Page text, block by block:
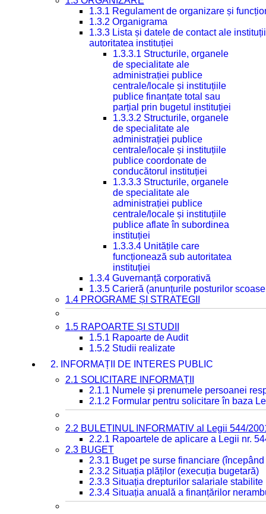
1.3.1 Regulament de organizare și
1.3.2 Organigrama
1.3.3 Lista și datele de contact ale
autoritatea instituției
1.3.3.1 Structurile, organele
de specialitate ale
administrației publice
centrale/locale și instituțiile
publice finanțate total sau
parțial prin bugetul instituției
1.3.3.2 Structurile, organele
de specialitate ale
administrației publice
centrale/locale și instituțiile
publice coordonate de
conducătorul instituției
1.3.3.3 Structurile, organele
de specialitate ale
administrației publice
centrale/locale și instituțiile
publice aflate în subordinea
instituției
1.3.3.4 Unitățile care
funcționează sub autoritatea
instituției
1.3.4 Guvernanță corporativă
1.3.5 Carieră (anunțurile posturilor
1.4 PROGRAME ȘI STRATEGII
1.5 RAPOARTE ȘI STUDII
1.5.1 Rapoarte de Audit
1.5.2 Studii realizate
2. INFORMAȚII DE INTERES PUBLIC
2.1 SOLICITARE INFORMAȚII
2.1.1 Numele și prenumele persoanei
2.1.2 Formular pentru solicitare în baza
2.2 BULETINUL INFORMATIV al Legii 544/
2.2.1 Rapoartele de aplicare a Legii nr.
2.3 BUGET
2.3.1 Buget pe surse financiare
2.3.2 Situația plăților (execuția bugetară)
2.3.3 Situația drepturilor salariale
2.3.4 Situația anuală a finanțărilor